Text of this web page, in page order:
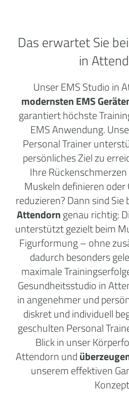
Das erwartet Sie
in
Unser EMS Studio in
modernsten EMS
garantiert höchste
EMS Anwendung.
Personal Trainer
persönliches Ziel zu
Ihre
Muskeln definieren
reduzieren? Dann sind Sie
Attendorngenau richtig:
unterstützt gezielt beim
Figurformung – ohne
dadurch besonders
maximale
Gesundheitsstudio in
in angenehmer und
diskret und individuell
geschulten Personal
Blick in unser
Attendorn und
unserem effektiven